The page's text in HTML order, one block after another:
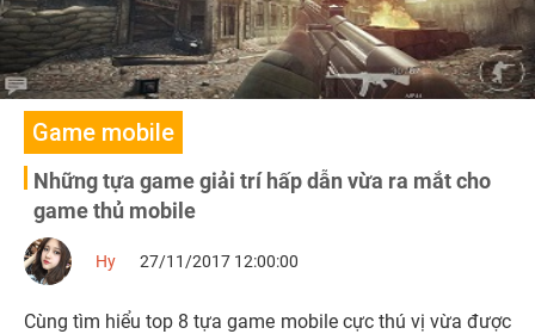
Game mobile
Những tựa game giải trí hấp dẫn vừa ra mắt cho
game thủ mobile
Hy 27/11/2017 12:00:00
Cùng tìm hiểu top 8 tựa game mobile cực thú vị vừa được